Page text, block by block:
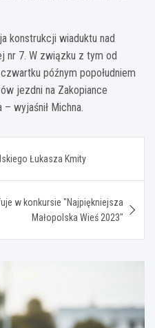
konstrukcji wiaduktu nad
nr 7. W związku z tym od
późnym popołudniem
jezdni na Zakopiance
wyjaśnił Michna.
Łukasza Kmity
w konkursie "Najpiękniejsza
Małopolska Wieś 2023"